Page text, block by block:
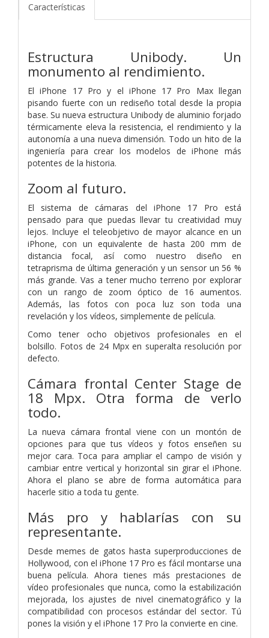
Características
Estructura Unibody. Un
monumento al rendimiento.
El iPhone 17 Pro y el iPhone 17 Pro Max llegan
pisando fuerte con un rediseño total desde la propia
base. Su nueva estructura Unibody de aluminio forjado
térmicamente eleva la resistencia, el rendimiento y la
autonomía a una nueva dimensión. Todo un hito de la
ingeniería para crear los modelos de iPhone más
potentes de la historia.
Zoom al futuro.
El sistema de cámaras del iPhone 17 Pro está
pensado para que puedas llevar tu creatividad muy
lejos. Incluye el teleobjetivo de mayor alcance en un
iPhone, con un equivalente de hasta 200 mm de
distancia focal, así como nuestro diseño en
tetraprisma de última generación y un sensor un 56 %
más grande. Vas a tener mucho terreno por explorar
con un rango de zoom óptico de 16 aumentos.
Además, las fotos con poca luz son toda una
revelación y los vídeos, simplemente de película.
Como tener ocho objetivos profesionales en el
bolsillo. Fotos de 24 Mpx en superalta resolución por
defecto.
Cámara frontal Center Stage de
18 Mpx. Otra forma de verlo
todo.
La nueva cámara frontal viene con un montón de
opciones para que tus vídeos y fotos enseñen su
mejor cara. Toca para ampliar el campo de visión y
cambiar entre vertical y horizontal sin girar el iPhone.
Ahora el plano se abre de forma automática para
hacerle sitio a toda tu gente.
Más pro y hablarías con su
representante.
Desde memes de gatos hasta superproducciones de
Hollywood, con el iPhone 17 Pro es fácil montarse una
buena película. Ahora tienes más prestaciones de
vídeo profesionales que nunca, como la estabilización
mejorada, los ajustes de nivel cinematográfico y la
compatibilidad con procesos estándar del sector. Tú
pones la visión y el iPhone 17 Pro la convierte en cine.